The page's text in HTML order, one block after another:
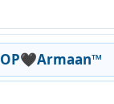
OP🖤Armaan™